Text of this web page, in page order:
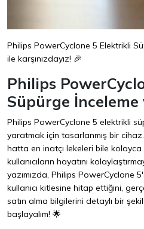
Philips PowerCyclone 5 Elektrikli
ile karşınızdayız! 🎉
Philips
Süpürge
Philips PowerCyclone 5 elektrikli
yaratmak için tasarlanmış bir cihaz.
hatta en inatçı lekeleri bile
kullanıcıların hayatını
yazımızda, Philips PowerCyclone
kullanıcı kitlesine hitap ettiğini,
satın alma bilgilerini detaylı bir
başlayalım! 🌟